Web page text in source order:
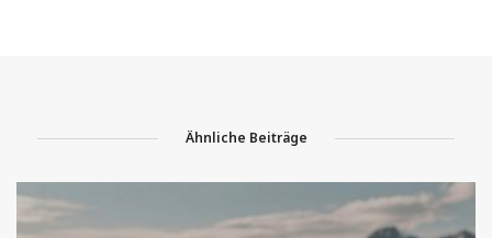
Ähnliche Beiträge